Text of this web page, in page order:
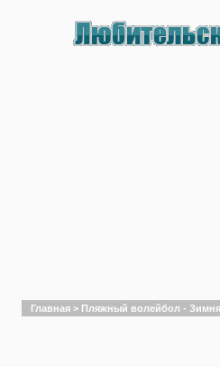
Главная > Пляжный волейбол -